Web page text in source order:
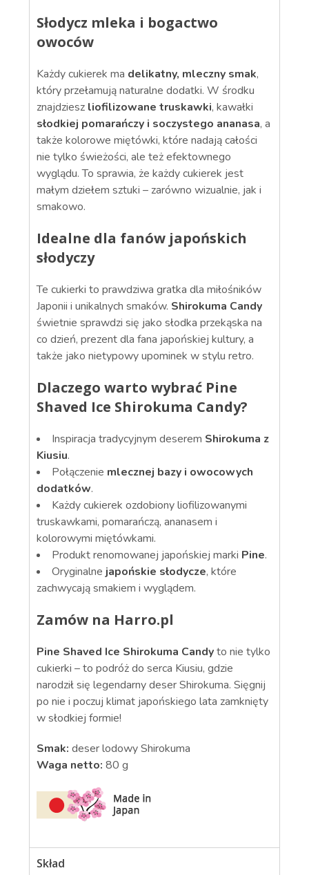
Słodycz mleka i bogactwo
owoców
Każdy cukierek ma delikatny, mleczny smak,
który przełamują naturalne dodatki. W środku
znajdziesz liofilizowane truskawki, kawałki
słodkiej pomarańczy i soczystego ananasa, a
także kolorowe miętówki, które nadają całości
nie tylko świeżości, ale też efektownego
wyglądu. To sprawia, że każdy cukierek jest
małym dziełem sztuki – zarówno wizualnie, jak i
smakowo.
Idealne dla fanów japońskich
słodyczy
Te cukierki to prawdziwa gratka dla miłośników
Japonii i unikalnych smaków. Shirokuma Candy
świetnie sprawdzi się jako słodka przekąska na
co dzień, prezent dla fana japońskiej kultury, a
także jako nietypowy upominek w stylu retro.
Dlaczego warto wybrać Pine
Shaved Ice Shirokuma Candy?
Inspiracja tradycyjnym deserem Shirokuma z
Kiusiu.
Połączenie mlecznej bazy i owocowych
dodatków.
Każdy cukierek ozdobiony liofilizowanymi
truskawkami, pomarańczą, ananasem i
kolorowymi miętówkami.
Produkt renomowanej japońskiej marki Pine.
Oryginalne japońskie słodycze, które
zachwycają smakiem i wyglądem.
Zamów na Harro.pl
Pine Shaved Ice Shirokuma Candyto nie tylko
cukierki – to podróż do serca Kiusiu, gdzie
narodził się legendarny deser Shirokuma. Sięgnij
po nie i poczuj klimat japońskiego lata zamknięty
w słodkiej formie!
Smak: deser lodowy Shirokuma
Waga netto: 80 g
Skład